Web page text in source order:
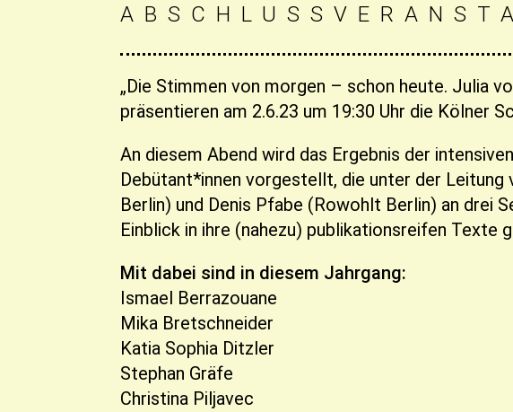
„Die Stimmen von morgen – schon heute. Julia
präsentieren am 2.6.23 um 19:30 Uhr die Kölner
An diesem Abend wird das Ergebnis der
Debütant*innen vorgestellt, die unter der Leitung
Berlin) und Denis Pfabe (Rowohlt Berlin) an drei
Einblick in ihre (nahezu) publikationsreifen Texte
Mit dabei sind in diesem Jahrgang:
Ismael Berrazouane
Mika Bretschneider
Katia Sophia Ditzler
Stephan Gräfe
Christina Piljavec